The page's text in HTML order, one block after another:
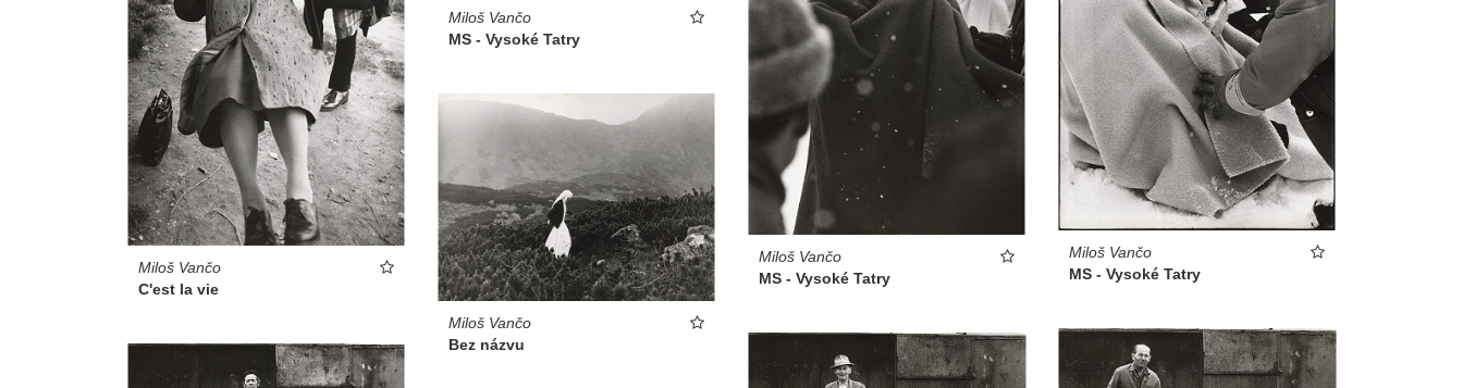
Miloš Vančo
C'est la vie
Miloš Vančo
MS - Vysoké Tatry
Miloš Vančo
MS - Vysoké Tatry
Miloš Vančo
MS - Vysoké Tatry
Miloš Vančo
Bez názvu